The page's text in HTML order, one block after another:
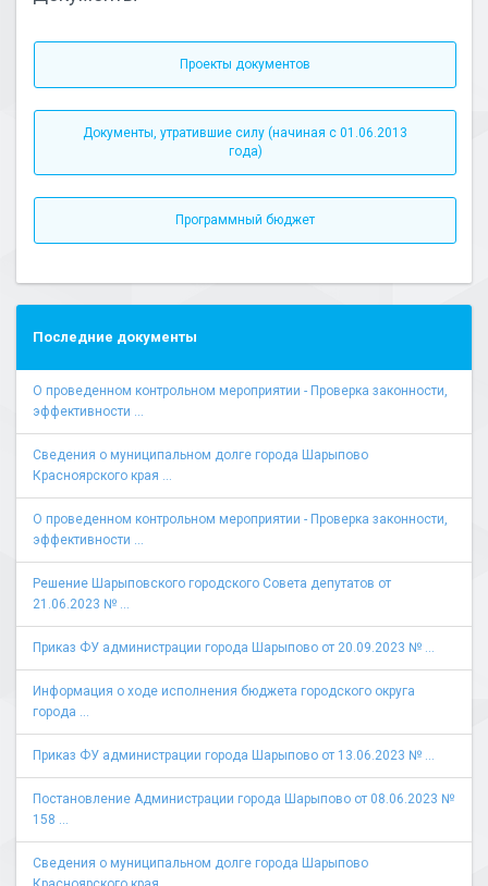
Проекты документов
Документы, утратившие силу (начиная с 01.06.2013
года)
Программный бюджет
Последние документы
О проведенном контрольном мероприятии - Проверка законности,
эффективности ...
Сведения о муниципальном долге города Шарыпово
Красноярского края ...
О проведенном контрольном мероприятии - Проверка законности,
эффективности ...
Решение Шарыповского городского Совета депутатов от
21.06.2023 № ...
Приказ ФУ администрации города Шарыпово от 20.09.2023 № ...
Информация о ходе исполнения бюджета городского округа
города ...
Приказ ФУ администрации города Шарыпово от 13.06.2023 № ...
Постановление Администрации города Шарыпово от 08.06.2023 №
158 ...
Сведения о муниципальном долге города Шарыпово